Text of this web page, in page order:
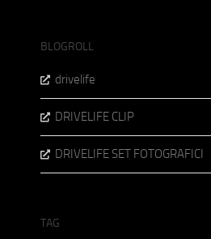
BLOGROLL
drivelife
DRIVELIFE CLIP
DRIVELIFE SET FOTOGRAFICI
TAG